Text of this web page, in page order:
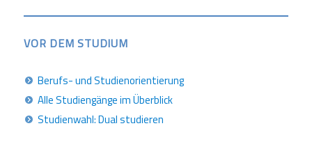
VOR DEM STUDIUM
Berufs- und Studienorientierung
Alle Studiengänge im Überblick
Studienwahl: Dual studieren